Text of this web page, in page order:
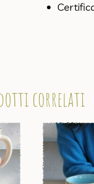
correlati